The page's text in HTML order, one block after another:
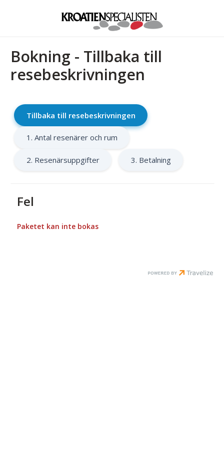
Bokning - Tillbaka till
resebeskrivningen
Tillbaka till resebeskrivningen
1. Antal resenärer och rum
2. Resenärsuppgifter 3. Betalning
Fel
Paketet kan inte bokas